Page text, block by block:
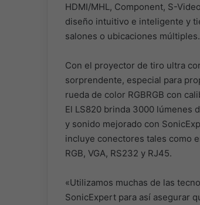
HDMI/MHL, Component, S-
diseño intuitivo e inteligente y
salones o ubicaciones múltiples.
Con el proyector de tiro ultra
sorprendente, especial para
rueda de color RGBRGB con
El LS820 brinda 3000 lúmenes
y sonido mejorado con
incluye conectores tales como
RGB, VGA, RS232 y RJ45.
«Utilizamos muchas de las
SonicExpert para así asegurar